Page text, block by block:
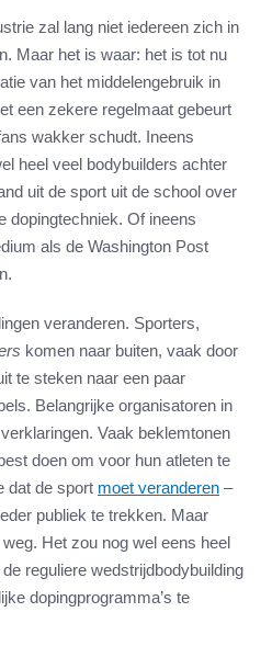
zal lang niet iedereen zich in
Maar het is waar: het is tot nu
van het middelengebruik in
een zekere regelmaat gebeurt
wakker schudt. Ineens
heel veel bodybuilders achter
uit de sport uit de school over
dopingtechniek. Of ineens
als de Washington Post
veranderen. Sporters,
komen naar buiten, vaak door
te steken naar een paar
Belangrijke organisatoren in
Vaak beklemtonen
doen om voor hun atleten te
dat de sport moet veranderen –
publiek te trekken. Maar
Het zou nog wel eens heel
reguliere wedstrijdbodybuilding
dopingprogramma’s te